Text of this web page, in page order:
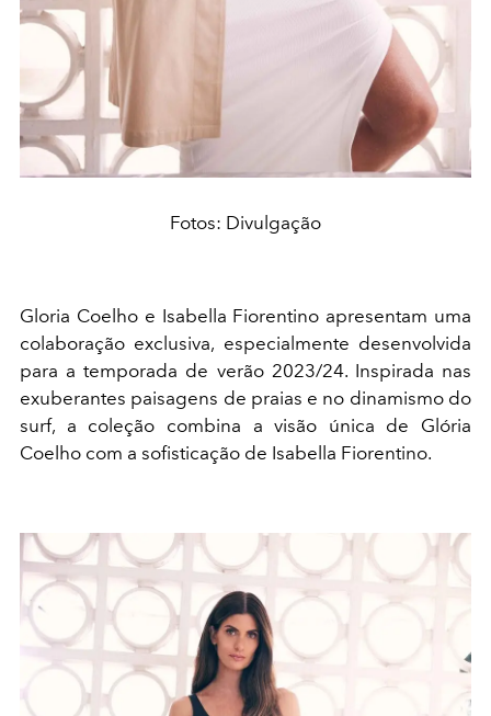
Fotos: Divulgação
Gloria Coelho e Isabella Fiorentino apresentam uma
colaboração exclusiva, especialmente desenvolvida
para a temporada de verão 2023/24. Inspirada nas
exuberantes paisagens de praias e no dinamismo do
surf, a coleção combina a visão única de Glória
Coelho com a sofisticação de Isabella Fiorentino.